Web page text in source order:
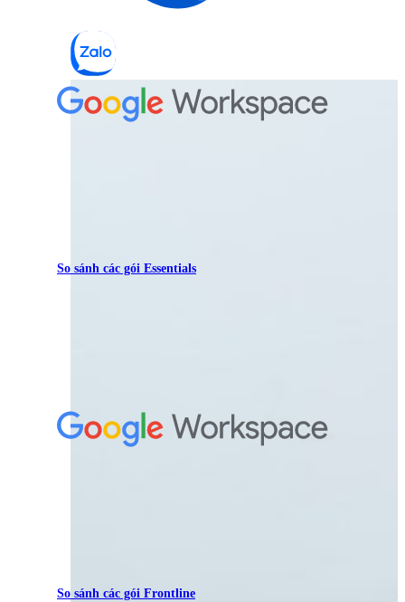
So sánh các gói Essentials
So sánh các gói Frontline